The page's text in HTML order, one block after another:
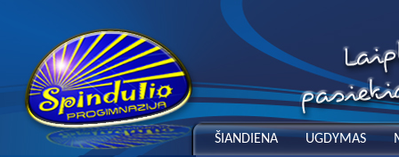
ŠIANDIENA UGDYMAS